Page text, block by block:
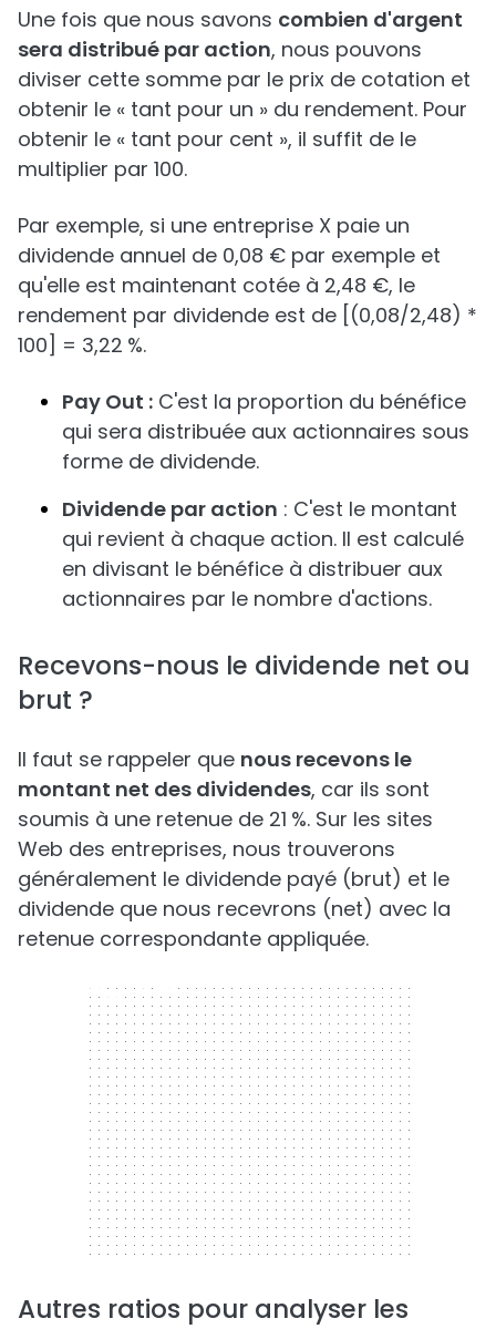
Une fois que nous savons combien d'argent
sera distribué par action, nous pouvons
diviser cette somme par le prix de cotation et
obtenir le « tant pour un » du rendement. Pour
obtenir le « tant pour cent », il suffit de le
multiplier par 100.
Par exemple, si une entreprise X paie un
dividende annuel de 0,08 € par exemple et
qu'elle est maintenant cotée à 2,48 €, le
rendement par dividende est de [(0,08/2,48) *
100] = 3,22 %.
Pay Out : C'est la proportion du bénéfice
qui sera distribuée aux actionnaires sous
forme de dividende.
Dividende par action : C'est le montant
qui revient à chaque action. Il est calculé
en divisant le bénéfice à distribuer aux
actionnaires par le nombre d'actions.
Recevons-nous le dividende net ou
brut ?
Il faut se rappeler que nous recevons le
montant net des dividendes, car ils sont
soumis à une retenue de 21 %. Sur les sites
Web des entreprises, nous trouverons
généralement le dividende payé (brut) et le
dividende que nous recevrons (net) avec la
retenue correspondante appliquée.
300 x 250
Autres ratios pour analyser les